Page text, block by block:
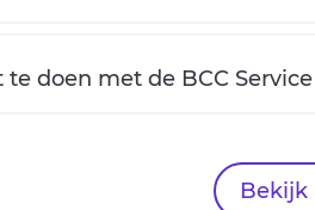
te doen met de BCC
Bekijk